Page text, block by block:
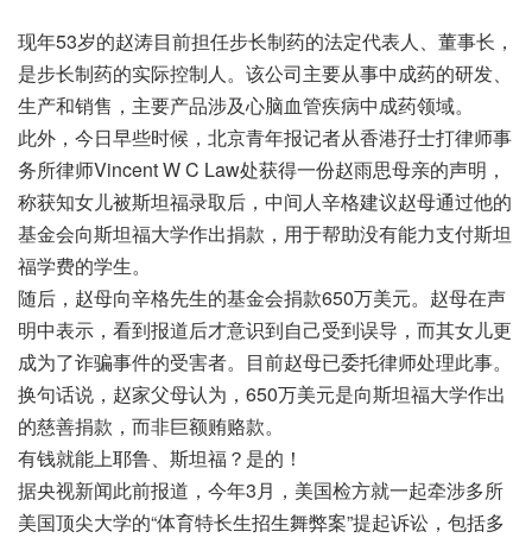
现年53岁的赵涛目前担任步长制药的法定代表人、董事长，
是步长制药的实际控制人。该公司主要从事中成药的研发、
生产和销售，主要产品涉及心脑血管疾病中成药领域。
此外，今日早些时候，北京青年报记者从香港孖士打律师事
务所律师Vincent W C Law处获得一份赵雨思母亲的声明，
称获知女儿被斯坦福录取后，中间人辛格建议赵母通过他的
基金会向斯坦福大学作出捐款，用于帮助没有能力支付斯坦
福学费的学生。
随后，赵母向辛格先生的基金会捐款650万美元。赵母在声
明中表示，看到报道后才意识到自己受到误导，而其女儿更
成为了诈骗事件的受害者。目前赵母已委托律师处理此事。
换句话说，赵家父母认为，650万美元是向斯坦福大学作出
的慈善捐款，而非巨额贿赂款。
有钱就能上耶鲁、斯坦福？是的！
据央视新闻此前报道，今年3月，美国检方就一起牵涉多所
美国顶尖大学的“体育特长生招生舞弊案”提起诉讼，包括多